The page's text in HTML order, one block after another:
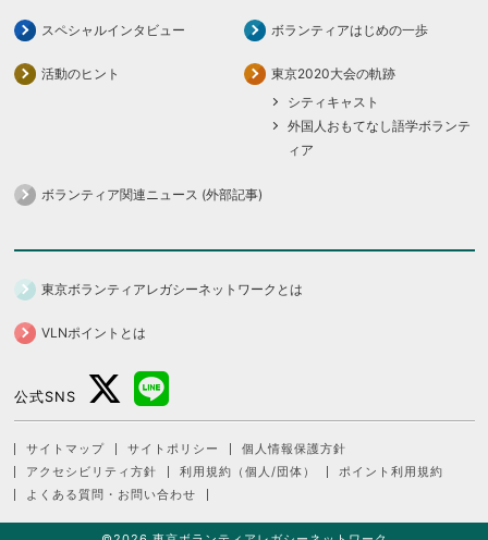
スペシャルインタビュー ボランティアはじめの一歩
活動のヒント
東京2020大会の軌跡
シティキャスト
外国人おもてなし語学ボランテ
ィア
ボランティア関連ニュース (外部記事)
東京ボランティアレガシーネットワークとは
VLNポイントとは
公式SNS
サイトマップ サイトポリシー
個人情報保護方針
アクセシビリティ方針
利用規約（個人/団体）
ポイント利用規約
よくある質問・お問い合わせ